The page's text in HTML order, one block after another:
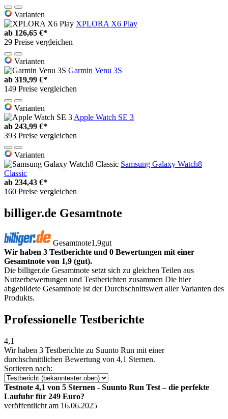
Varianten
XPLORA X6 Play
ab 126,65 €*
29 Preise vergleichen
Varianten
Garmin Venu 3S
ab 319,99 €*
149 Preise vergleichen
Varianten
Apple Watch SE 3
ab 243,99 €*
393 Preise vergleichen
Varianten
Samsung Galaxy Watch8
Classic
ab 234,43 €*
160 Preise vergleichen
billiger.de Gesamtnote
Gesamtnote1,9gut
Wir haben 3 Testberichte und 0 Bewertungen mit einer
Gesamtnote von 1,9 (gut).
Die billiger.de Gesamtnote setzt sich zu gleichen Teilen aus
Nutzerbewertungen und Testberichten zusammen Die hier
abgebildete Gesamtnote ist der Durchschnittswert aller Varianten des
Produkts.
Professionelle Testberichte
4,1
Wir haben 3 Testberichte zu Suunto Run mit einer
durchschnittlichen Bewertung von 4,1 Sternen.
Sortieren nach:
Testnote 4,1 von 5 Sternen - Suunto Run Test – die perfekte
Laufuhr für 249 Euro?
veröffentlicht am 16.06.2025